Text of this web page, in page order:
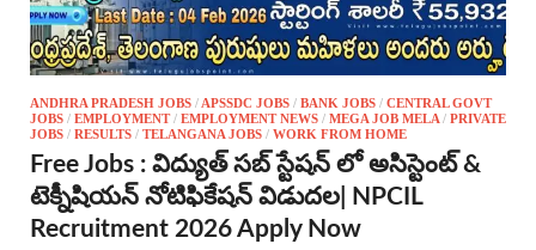
ANDHRA PRADESH JOBS / APSSDC JOBS / BANK JOBS / CENTRAL GOVT
JOBS / EMPLOYMENT/ EMPLOYMENT NEWS / MEGA JOB MELA / PRIVATE
JOBS / RESULTS / TELANGANA JOBS / WORK FROM HOME
Free Jobs : విద్యుత్ సబ్ స్టేషన్ లో అసిస్టెంట్ &
టెక్నీషియన్ నోటిఫికేషన్ విడుదల| NPCIL
Recruitment 2026 Apply Now